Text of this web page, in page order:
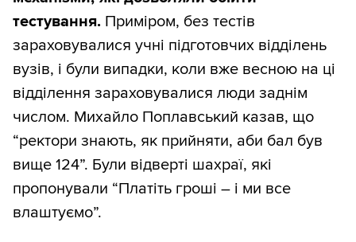
тестування. Приміром, без тестів
зараховувалися учні підготовчих відділень
вузів, і були випадки, коли вже весною на ці
відділення зараховувалися люди заднім
числом. Михайло Поплавський казав, що
“ректори знають, як прийняти, аби бал був
вище 124”. Були відверті шахраї, які
пропонували “Платіть гроші – і ми все
влаштуємо”.